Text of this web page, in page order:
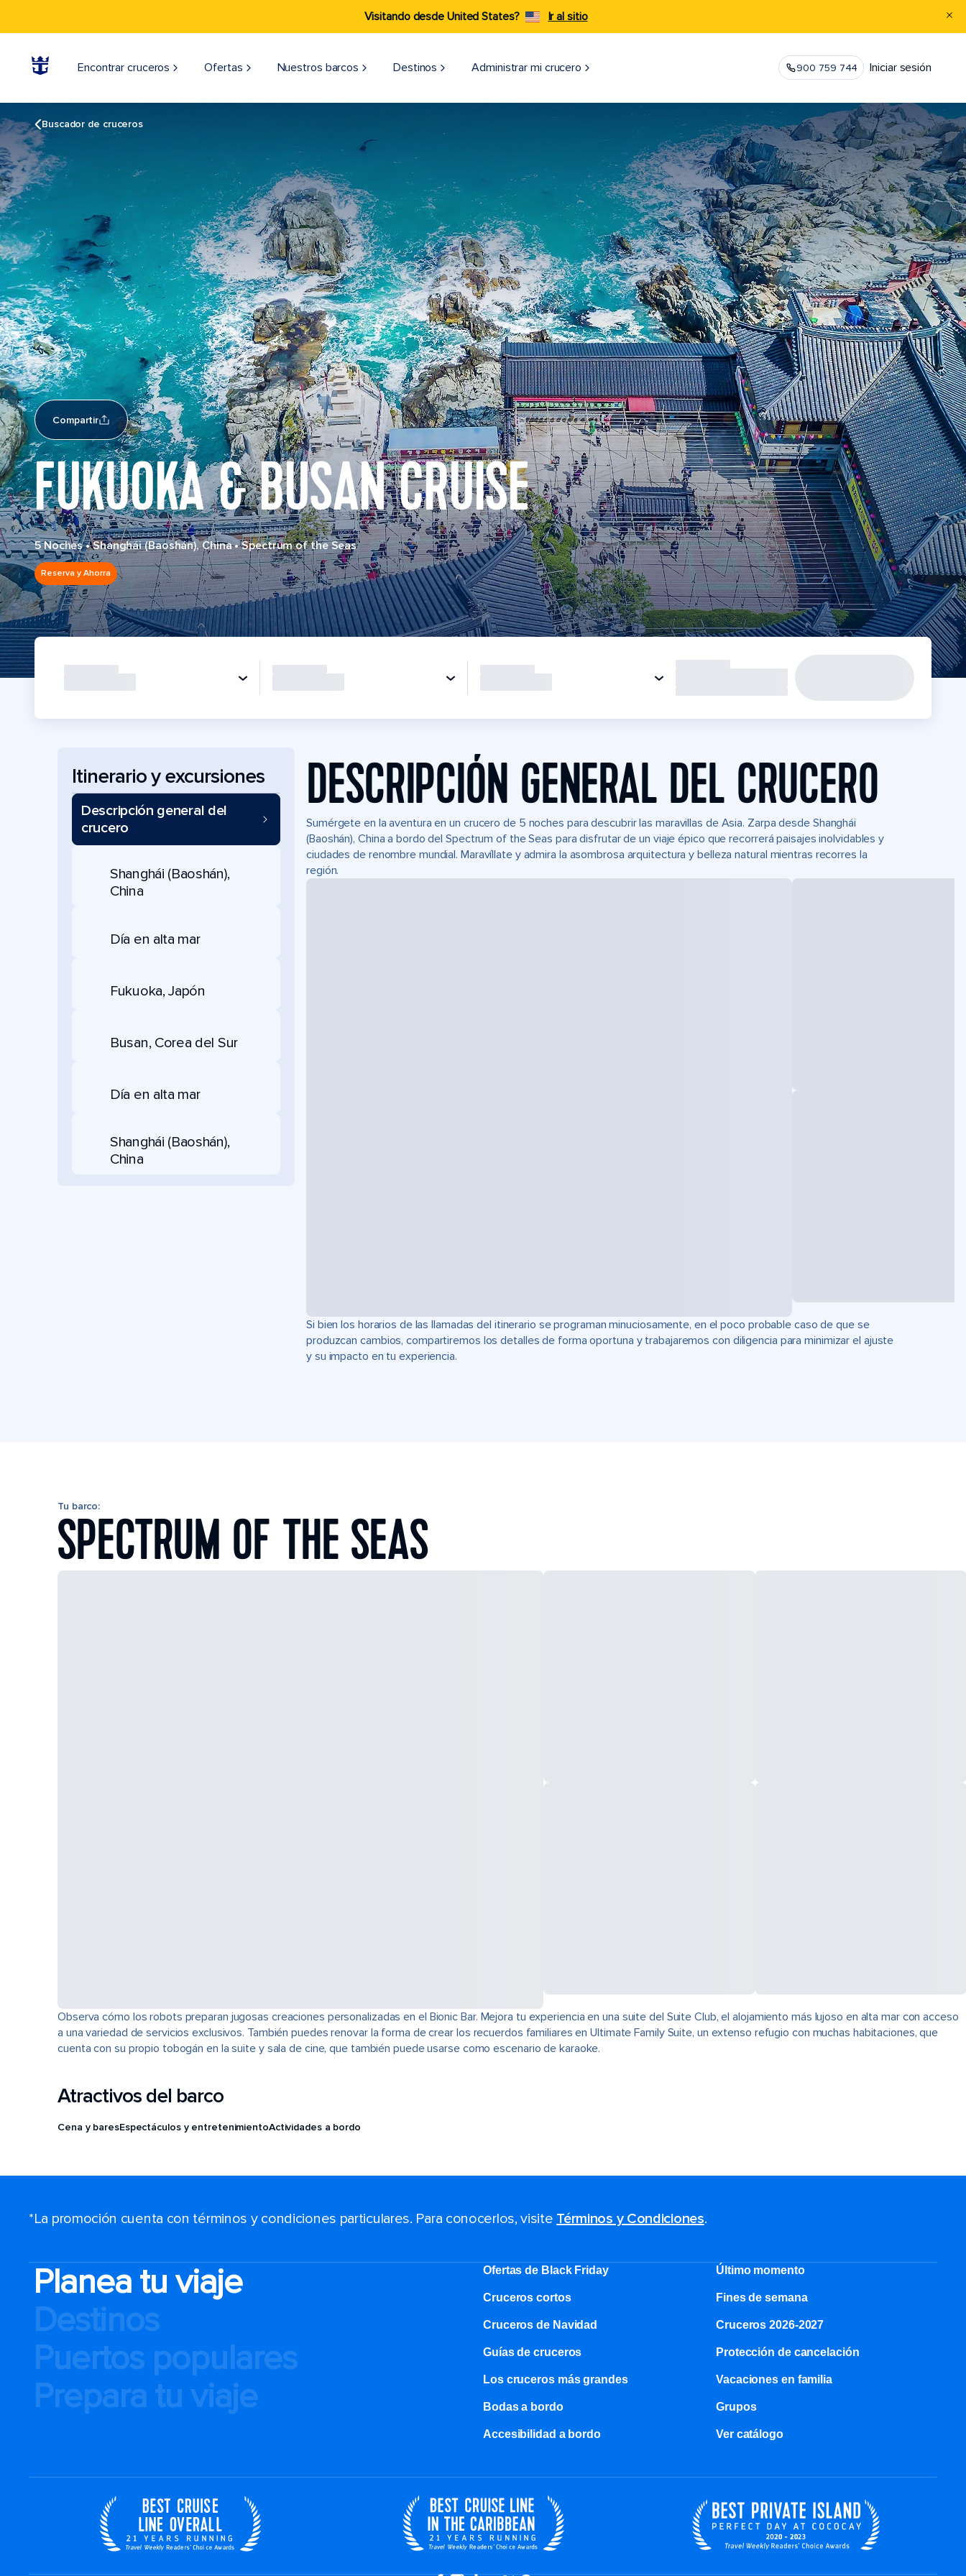
Visitando desde United States? Ir al sitio
Encontrar cruceros Ofertas Nuestros barcos Destinos Administrar mi crucero 900 759 744 Iniciar sesión
Buscador de cruceros
Compartir
FUKUOKA & BUSAN CRUISE
5 Noches•Shanghái (Baoshán), China•Spectrum of the Seas
Reserva y Ahorra
Itinerario y excursiones
Descripción general del
crucero
Shanghái (Baoshán),
China
Día en alta mar
Fukuoka, Japón
Busan, Corea del Sur
Día en alta mar
Shanghái (Baoshán),
China
DESCRIPCIÓN GENERAL DEL CRUCERO
Sumérgete en la aventura en un crucero de 5 noches para descubrir las maravillas de Asia. Zarpa desde Shanghái
(Baoshán), China a bordo del Spectrum of the Seas para disfrutar de un viaje épico que recorrerá paisajes inolvidables y
ciudades de renombre mundial. Maravíllate y admira la asombrosa arquitectura y belleza natural mientras recorres la
región.
Si bien los horarios de las llamadas del itinerario se programan minuciosamente, en el poco probable caso de que se
produzcan cambios, compartiremos los detalles de forma oportuna y trabajaremos con diligencia para minimizar el ajuste
y su impacto en tu experiencia.
Tu barco:
SPECTRUM OF THE SEAS
Observa cómo los robots preparan jugosas creaciones personalizadas en el Bionic Bar. Mejora tu experiencia en una suite del Suite Club, el alojamiento más lujoso en alta mar con acceso
a una variedad de servicios exclusivos. También puedes renovar la forma de crear los recuerdos familiares en Ultimate Family Suite, un extenso refugio con muchas habitaciones, que
cuenta con su propio tobogán en la suite y sala de cine, que también puede usarse como escenario de karaoke.
Atractivos del barco
Cena y baresEspectáculos y entretenimientoActividades a bordo
*La promoción cuenta con términos y condiciones particulares. Para conocerlos, visite Términos y Condiciones.
Planea tu viaje
Destinos
Puertos populares
Prepara tu viaje
Ofertas de Black Friday Último momento
Cruceros cortos Fines de semana
Cruceros de Navidad Cruceros 2026-2027
Guías de cruceros Protección de cancelación
Los cruceros más grandes Vacaciones en familia
Bodas a bordo Grupos
Accesibilidad a bordo Ver catálogo